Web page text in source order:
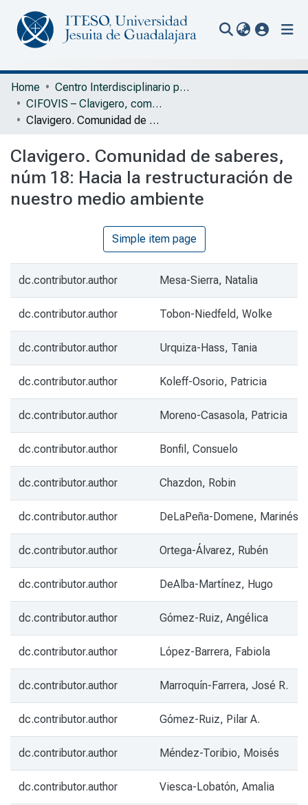
Communities & Collections
All of Repository
Portal Biblioteca
Home
Centro Interdisciplinario para la Formación y Vinculación Social
CIFOVIS – Clavigero, comunidad de saberes
Clavigero. Comunidad de saberes, núm 18: Hacia la restructuración de nuestro medio ambiente
Clavigero. Comunidad de saberes,
núm 18: Hacia la restructuración de
nuestro medio ambiente
Simple item page
dc.contributor.author Mesa-Sierra, Natalia
dc.contributor.author Tobon-Niedfeld, Wolke
dc.contributor.author Urquiza-Hass, Tania
dc.contributor.author Koleff-Osorio, Patricia
dc.contributor.author Moreno-Casasola, Patricia
dc.contributor.author Bonfil, Consuelo
dc.contributor.author Chazdon, Robin
dc.contributor.author DeLaPeña-Domene, Marinés
dc.contributor.author Ortega-Álvarez, Rubén
dc.contributor.author DeAlba-Martínez, Hugo
dc.contributor.author Gómez-Ruiz, Angélica
dc.contributor.author López-Barrera, Fabiola
dc.contributor.author Marroquín-Farrera, José R.
dc.contributor.author Gómez-Ruiz, Pilar A.
dc.contributor.author Méndez-Toribio, Moisés
dc.contributor.author Viesca-Lobatón, Amalia